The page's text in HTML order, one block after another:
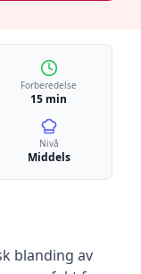
Forberedelse
15 min
Nivå
Middels
blanding av